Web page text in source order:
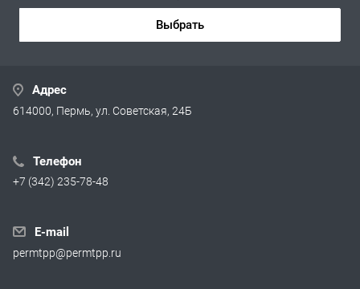
Выбрать
Адрес
614000, Пермь, ул. Советская, 24Б
Телефон
+7 (342) 235-78-48
E-mail
permtpp@permtpp.ru